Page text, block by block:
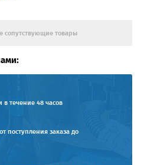
сопутствующие товары
в течение 48 часов
поступления заказа до